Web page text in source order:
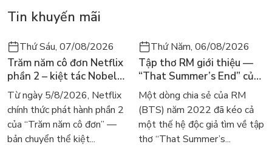
***** Đây là cuốn sách tuyệt vời, cùng với Bước Chậm lại giữa
thế gian vội vã (Hea Min) thực sự thay đổi tư duy của rất
nhiều người, giúp họ biết cảm thông, yêu thương và trở nên
hạnh phúc hơn rất nhiều
Tin khuyến mãi
Thứ Sáu, 07/08/2026
Trăm năm cô đơn Netflix
phần 2 – kiệt tác Nobel
trở lại màn ảnh, dòng
người tìm đọc lại García
Márquez
Từ ngày 5/8/2026, Netflix
chính thức phát hành phần 2
của “Trăm năm cô đơn” —
bản chuyển thể kiệt...
Thứ Năm, 06/08/2026
Tập thơ RM giới thiệu —
“That Summer’s End” của
Lee Seong-bok ra mắt bản
tiếng Anh sau 4 năm gây
sốt
Một dòng chia sẻ của RM
(BTS) năm 2022 đã kéo cả
một thế hệ độc giả tìm về tập
thơ “That Summer’s...